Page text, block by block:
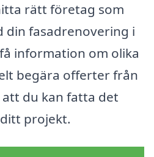
rätt företag som
din fasadrenovering i
information om olika
begära offerter från
du kan fatta det
projekt.